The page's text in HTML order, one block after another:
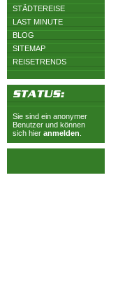
STÄDTEREISE
LAST MINUTE
BLOG
SITEMAP
REISETRENDS
Sie sind ein anonymer
Benutzer und können
sich hier anmelden